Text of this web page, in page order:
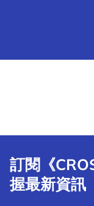
訂閱《
握最新資訊